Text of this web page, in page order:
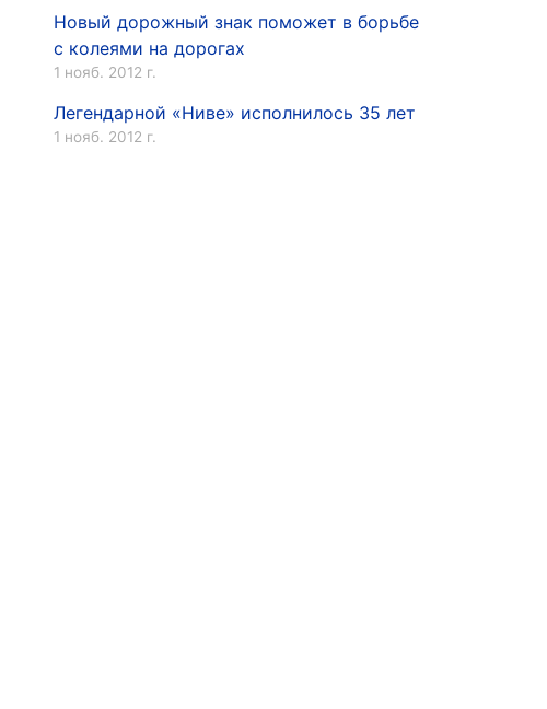
Новый дорожный знак поможет в борьбе
с колеями на дорогах
1 нояб. 2012 г.
Легендарной «Ниве» исполнилось 35 лет
1 нояб. 2012 г.